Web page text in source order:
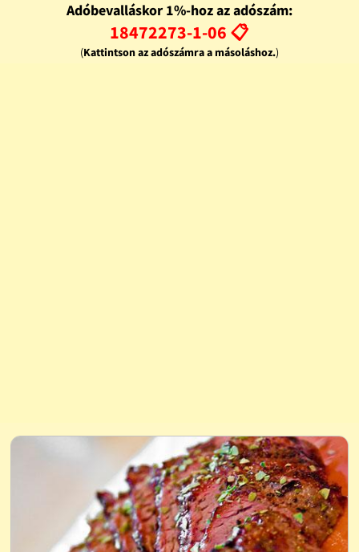
Adóbevalláskor 1%-hoz az adószám:
18472273-1-06 📋
(Kattintson az adószámra a másoláshoz.)